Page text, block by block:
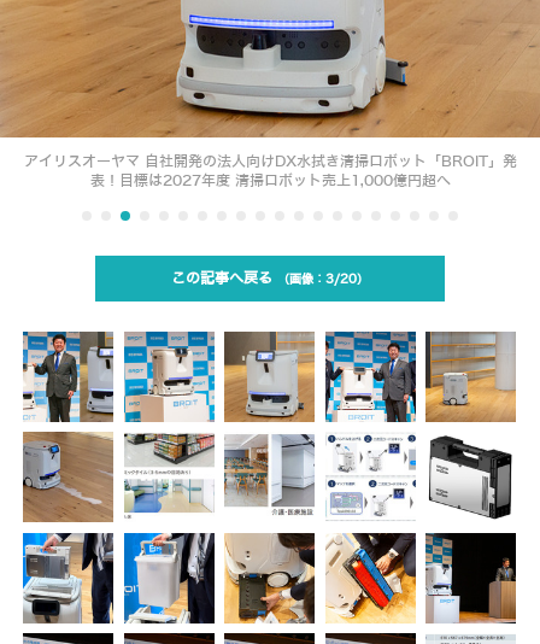
アイリスオーヤマ 自社開発の法人向けDX水拭き清掃ロボット「BROIT」発
表！目標は2027年度 清掃ロボット売上1,000億円超へ
この記事へ戻る 3/20